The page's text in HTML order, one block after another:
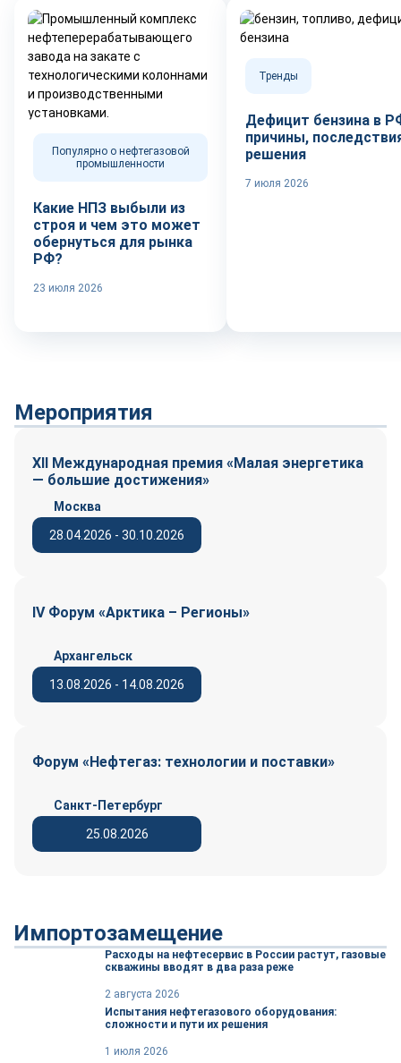
Популярно о нефтегазовой
промышленности
Какие НПЗ выбыли из
строя и чем это может
обернуться для рынка
РФ?
23 июля 2026
Тренды
Дефицит бензина в
причины,
решения
7 июля 2026
Мероприятия
XII Международная премия «Малая энергетика
— большие достижения»
28.04.2026 - 30.10.2026
Москва
IV Форум «Арктика – Регионы»
13.08.2026 - 14.08.2026
Архангельск
Форум «Нефтегаз: технологии и поставки»
25.08.2026
Санкт-Петербург
Импортозамещение
Расходы на нефтесервис в России растут, газовые
скважины вводят в два раза реже
2 августа 2026
Испытания нефтегазового оборудования:
сложности и пути их решения
1 июля 2026